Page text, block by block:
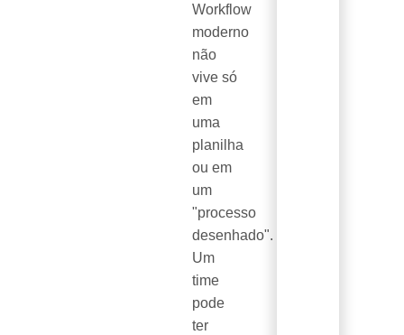
Workflow
moderno
não
vive só
em
uma
planilha
ou em
um
"processo
desenhado".
Um
time
pode
ter